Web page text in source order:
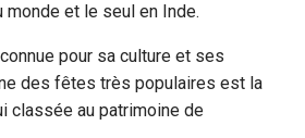
et le seul en Inde.
pour sa culture et ses
des fêtes très populaires est la
classée au patrimoine de